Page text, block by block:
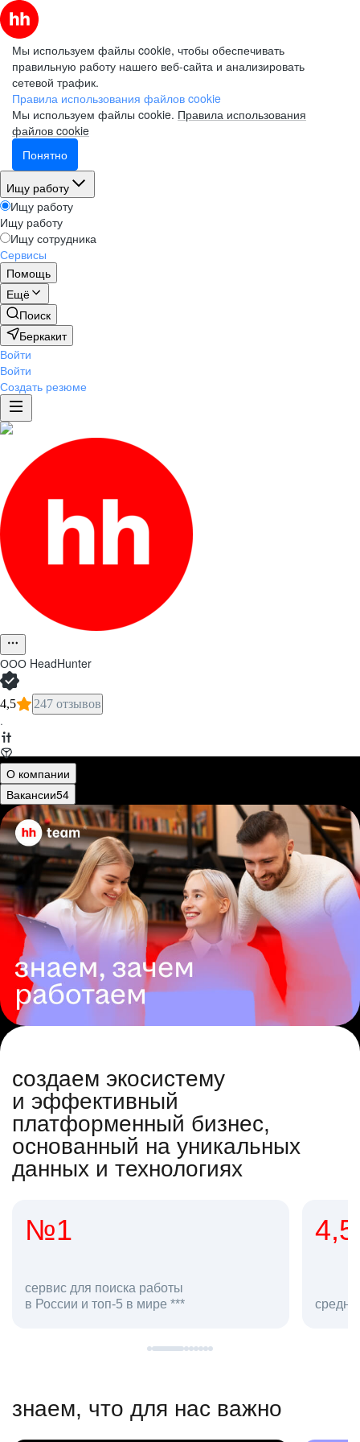
Мы используем файлы cookie, чтобы обеспечивать
правильную работу нашего веб-сайта и анализировать
сетевой трафик.
Правила использования файлов cookie
Мы используем файлы cookie. Правила использования
файлов cookie
Понятно
Ищу работу
Ищу работу
Ищу работу
Ищу сотрудника
Сервисы
Помощь
Ещё
Поиск
Беркакит
Войти
Войти
Создать резюме
ООО HeadHunter
4,5 247 отзывов
·
О компании
Вакансии54
создаем экосистему
и эффективный
платформенный бизнес,
основанный на уникальных
данных и технологиях
4,5
средняя оценка hh.ru как работодателя **
в hh.ru
знаем, что для нас важно